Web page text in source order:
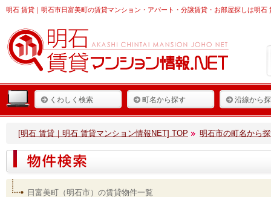
明石 賃貸 ｜明石市日富美町の賃貸マンション・アパート・分譲賃貸・お部屋探しは明石
くわしく検索 町名から探す 沿線から
[明石 賃貸｜明石 賃貸マンション情報NET] TOP 明石市の町名から
日富美町（明石市）の賃貸物件一覧